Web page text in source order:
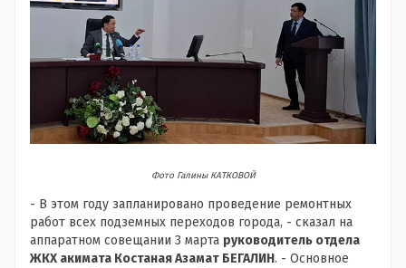
Фото Галины КАТКОВОЙ
- В этом году запланировано проведение ремонтных
работ всех подземных переходов города, - сказал на
аппаратном совещании 3 марта руководитель отдела
ЖКХ акимата Костаная Азамат БЕГАЛИН. - Основное